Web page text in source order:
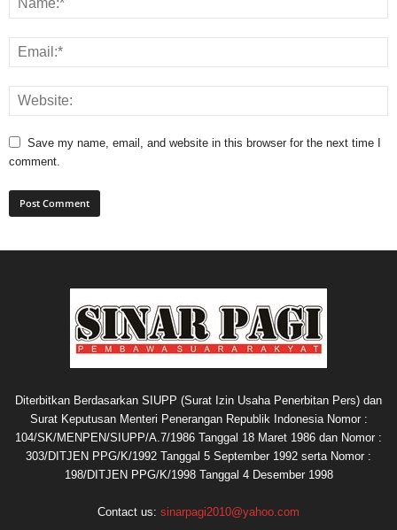
Save my name, email, and website in this browser for the next time I
comment.
Diterbitkan Berdasarkan SIUPP (Surat Izin Usaha Penerbitan Pers) dan
Surat Keputusan Menteri Penerangan Republik Indonesia Nomor :
104/SK/MENPEN/SIUPP/A.7/1986 Tanggal 18 Maret 1986 dan Nomor :
303/DITJEN PPG/K/1992 Tanggal 5 September 1992 serta Nomor :
198/DITJEN PPG/K/1998 Tanggal 4 Desember 1998
Contact us: sinarpagi2010@yahoo.com